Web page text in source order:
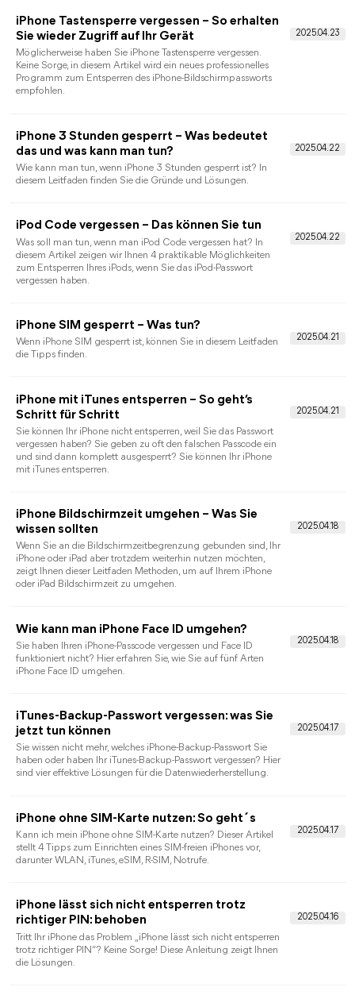
Eigentümer gesperrt wird? Vielleicht haben Sie das Passwort
vergessen und können nicht auf Ihr Gerät zugreifen, oder Sie
haben ein gebrauchtes iPad gekauft, das an den Vorbesitzer
gebunden war. In diesem Artikel zeigen wir Ihnen 5 Methoden.
iPhone nicht verfügbar entsperren: Ursachen
& Lösungen ohne Datenverlust
Entdecken Sie Lösungen für den Fehler „iPhone nicht
verfügbar“. Folgen Sie unserer umfassenden Schritt-für-Schritt-
Sperrzeiten beim iPhone: Was passiert bei
falschem Code?
Wenn Ihr iPhone aufgrund wiederholter Eingabe falscher
Passwörter nicht erreichbar ist, finden Sie hier die Lösung.
iPhone aus dem Account entfernen: So geht’s
sicher und richtig
Suchen Sie nach guten Möglichkeiten, iPhone aus dem
Account zu entfernen? Dieser Beitrag zeigt Ihnen einfache und
nützliche Methoden, mit denen Sie dies problemlos tun
iPad Passwort ändern – Schritt-für-Schritt-
Anleitung
Für mehr Sicherheit empfiehlt es sich, das iPad-Passwort
Passwort für den iPad-Sperrbildschirm.
Sie wissen nicht, wie Sie die automatische iPhone-Sperre
deaktivieren können? Kein Problem. Diese Anleitung führt Sie
durch den Vorgang, auch wenn iPhone automatische Sperre
sich nicht deaktivieren lässt.
iPhone Face ID deaktivieren und entsperrem:
so tun
Wenn Benutzer iPhone Face ID deaktivieren wollen, können Sie
iPhone-Sperre aufheben: So gehen Sie vor,
wenn Ihr Gerät gesperrt ist